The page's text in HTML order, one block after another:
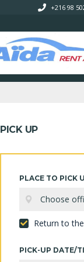
+216 98
PICK UP
PLACE TO PICK
Choose
Return to
PICK-UP DATE/